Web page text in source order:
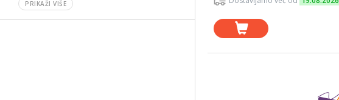
PRIKAŽI VIŠE